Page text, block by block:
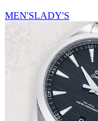
MEN'SLADY'S